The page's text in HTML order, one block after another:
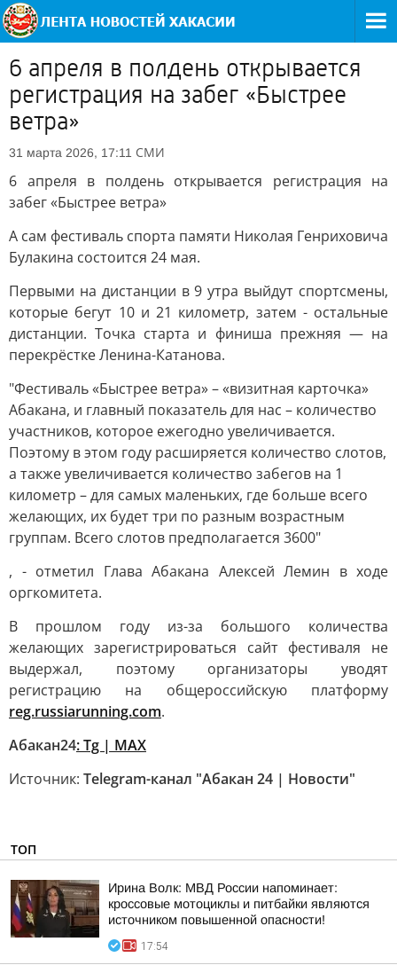
6 апреля в полдень открывается
регистрация на забег «Быстрее
ветра»
31 марта 2026, 17:11 СМИ
6 апреля в полдень открывается регистрация на
забег «Быстрее ветра»
А сам фестиваль спорта памяти Николая Генриховича
Булакина состоится 24 мая.
Первыми на дистанции в 9 утра выйдут спортсмены,
которые бегут 10 и 21 километр, затем - остальные
дистанции. Точка старта и финиша прежняя — на
перекрёстке Ленина-Катанова.
"Фестиваль «Быстрее ветра» – «визитная карточка»
Абакана, и главный показатель для нас – количество
участников, которое ежегодно увеличивается.
Поэтому в этом году расширяется количество слотов,
а также увеличивается количество забегов на 1
километр – для самых маленьких, где больше всего
желающих, их будет три по разным возрастным
группам. Всего слотов предполагается 3600"
, - отметил Глава Абакана Алексей Лемин в ходе
оргкомитета.
В прошлом году из-за большого количества
желающих зарегистрироваться сайт фестиваля не
выдержал, поэтому организаторы уводят
регистрацию на общероссийскую платформу
reg.russiarunning.com.
Абакан24: Tg | MAX
Источник: Telegram-канал "Абакан 24 | Новости"
ТОП
Ирина Волк: МВД России напоминает:
кроссовые мотоциклы и питбайки являются
источником повышенной опасности!
17:54